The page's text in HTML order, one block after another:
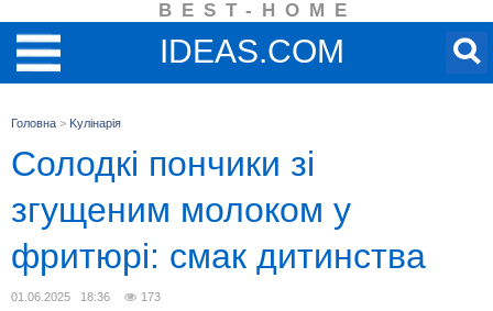
BEST-HOME
IDEAS.COM
Головна > Kулінарія
Солодкі пончики зі
згущеним молоком у
фритюрі: смак дитинства
01.06.2025 18:36 173